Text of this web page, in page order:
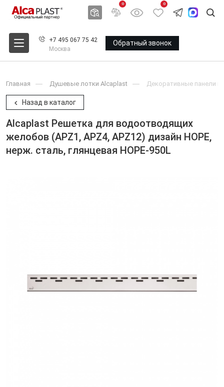
0 0
+7 495 067 75 42
Москва
Обратный звонок
Главная Душевые лотки Alcaplast Декоративные панели и
Назад в каталог
Alcaplast Решетка для водоотводящих
желобов (APZ1, APZ4, APZ12) дизайн HOPE,
нерж. сталь, глянцевая HOPE-950L